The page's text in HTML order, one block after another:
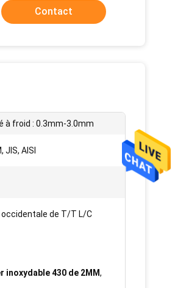
Contact
à froid : 0.3mm-3.0mm
JIS, AISI
occidentale de T/T L/C
inoxydable 430 de 2MM,